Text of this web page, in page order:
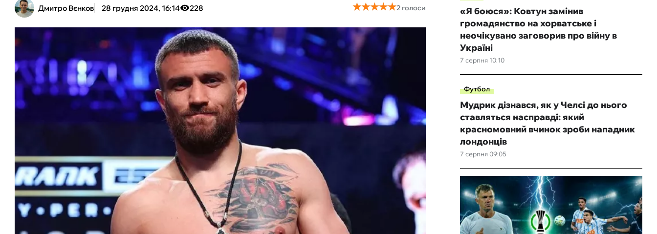
Дмитро Вєнков 28 грудня 2024, 16:14 228 ★★★★★
★★★★★2 голоси
7 серпня 10:10
«Я боюся»: Ковтун замінив
громадянство на хорватське і
неочікувано заговорив про війну в
Україні
Футбол
7 серпня 09:05
Мудрик дізнався, як у Челсі до нього
ставляться насправді: який
красномовний вчинок зроби нападник
лондонців